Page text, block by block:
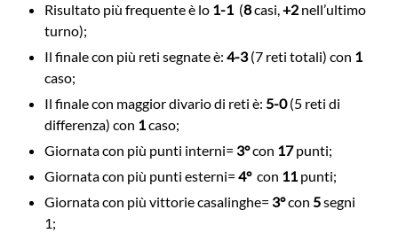
Risultato più frequente è lo 1-1 (8casi,+2 nell’ultimo
turno);
Il finale con più reti segnate è: 4-3(7 reti totali) con 1
caso;
Il finale con maggior divario di reti è: 5-0(5 reti di
differenza) con 1caso;
Giornata con più punti interni= 3°con 17punti;
Giornata con più punti esterni= 4° con 11 punti;
Giornata con più vittorie casalinghe= 3°con 5segni
1;